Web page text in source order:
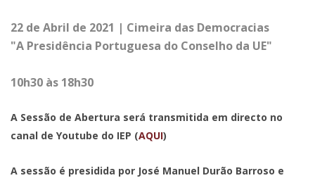
22 de Abril de 2021 | Cimeira das Democracias
"A Presidência Portuguesa do Conselho da UE"
10h30 às 18h30
A Sessão de Abertura será transmitida em directo no
canal de Youtube do IEP (AQUI)
A sessão é presidida por José Manuel Durão Barroso e